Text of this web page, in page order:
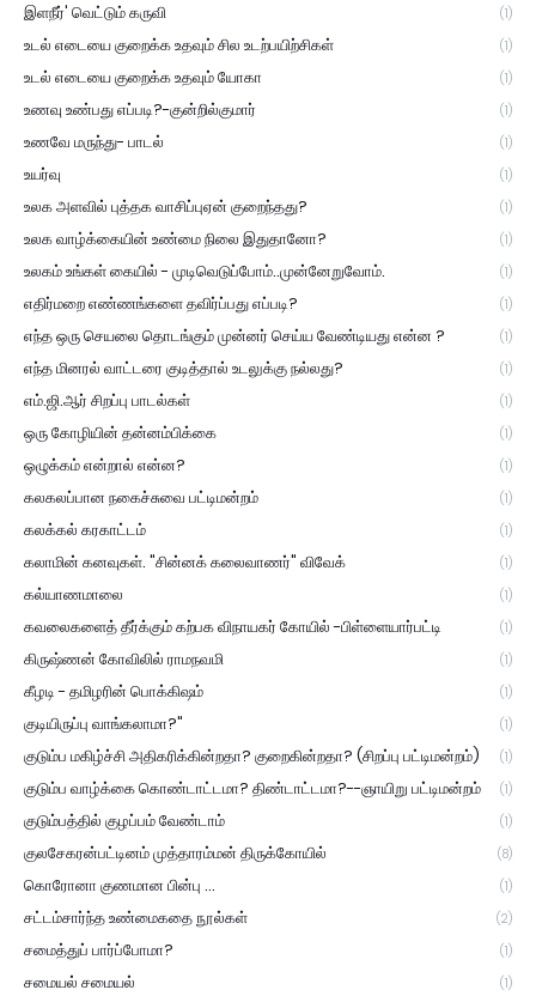
இளநீர்' வெட்டும் கருவி (1)
உடல் எடையை குறைக்க உதவும் சில உடற்பயிற்சிகள் (1)
உடல் எடையை குறைக்க உதவும் யோகா (1)
உணவு உண்பது எப்படி?-குன்றில்குமார் (1)
உணவே மருந்து- பாடல் (1)
உயர்வு (1)
உலக அளவில் புத்தக வாசிப்புஏன் குறைந்தது? (1)
உலக வாழ்க்கையின் உண்மை நிலை இதுதானோ? (1)
உலகம் உங்கள் கையில் - முடிவெடுப்போம்..முன்னேறுவோம். (1)
எதிர்மறை எண்ணங்களை தவிர்ப்பது எப்படி? (1)
எந்த ஒரு செயலை தொடங்கும் முன்னர் செய்ய வேண்டியது என்ன ? (1)
எந்த மினரல் வாட்டரை குடித்தால் உடலுக்கு நல்லது? (1)
எம்.ஜி.ஆர் சிறப்பு பாடல்கள் (1)
ஒரு கோழியின் தன்னம்பிக்கை (1)
ஒழுக்கம் என்றால் என்ன? (1)
கலகலப்பான நகைச்சுவை பட்டிமன்றம் (1)
கலக்கல் கரகாட்டம் (1)
கலாமின் கனவுகள். "சின்னக் கலைவாணர்" விவேக் (1)
கல்யாணமாலை (1)
கவலைகளைத் தீர்க்கும் கற்பக விநாயகர் கோயில் -பிள்ளையார்பட்டி (1)
கிருஷ்ணன் கோவிலில் ராமநவமி (1)
கீழடி - தமிழரின் பொக்கிஷம் (1)
குடியிருப்பு வாங்கலாமா?" (1)
குடும்ப மகிழ்ச்சி அதிகரிக்கின்றதா? குறைகின்றதா? (சிறப்பு பட்டிமன்றம்) (1)
குடும்ப வாழ்க்கை கொண்டாட்டமா? திண்டாட்டமா?--ஞாயிறு பட்டிமன்றம் (1)
குடும்பத்தில் குழப்பம் வேண்டாம் (1)
குலசேகரன்பட்டினம் முத்தாரம்மன் திருக்கோயில் (8)
கொரோனா குணமான பின்பு ... (1)
சட்டம்சார்ந்த உண்மைகதை நூல்கள் (2)
சமைத்துப் பார்ப்போமா? (1)
சமையல் சமையல் (1)